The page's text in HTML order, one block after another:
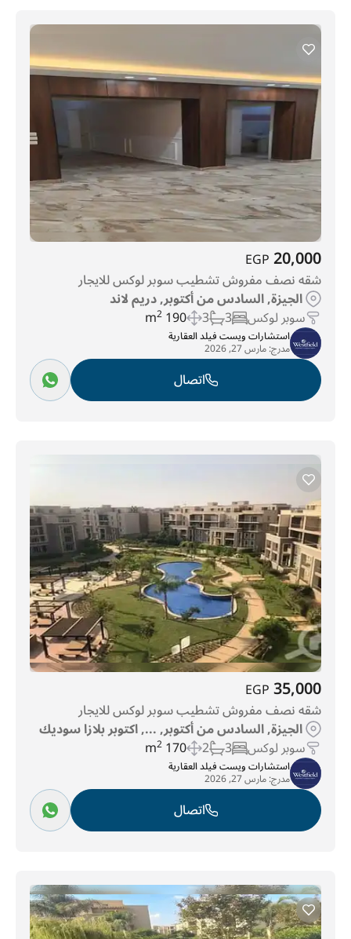
20,000
EGP
شقه نصف مفروش تشطيب سوبر لوكس للايجار
الجيزة, السادس من أكتوبر, دريم لاند
سوبر لوكس 3
3
190 m
2
استشارات ويست فيلد العقارية
مدرج:مارس 27, 2026
اتصال
35,000
EGP
شقه نصف مفروش تشطيب سوبر لوكس للايجار
الجيزة, السادس من أكتوبر, ..., اكتوبر بلازا سوديك
سوبر لوكس 3
2
170 m
2
استشارات ويست فيلد العقارية
مدرج:مارس 27, 2026
اتصال